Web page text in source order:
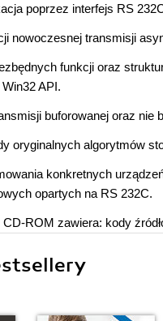
poprzez interfejs RS
nowoczesnej transmisji
funkcji oraz
API.
buforowanej oraz nie
oryginalnych algorytmów
konkretnych
opartych na RS 232C.
CD-ROM zawiera: kody